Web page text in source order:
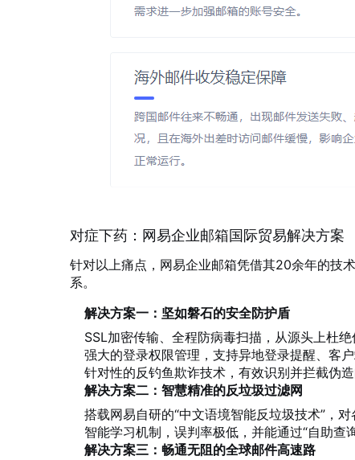
对症下药：网易企业邮箱国际贸易解决方案
针对以上痛点，网易企业邮箱凭借其20余年的技
系。
解决方案一：坚如磐石的安全防护盾
SSL加密传输、全程防病毒扫描，从源头上杜绝
强大的登录权限管理，支持异地登录提醒、客
针对性的反钓鱼欺诈技术，有效识别并拦截伪造
解决方案二：智慧精准的反垃圾过滤网
搭载网易自研的“中文语境智能反垃圾技术”，
智能学习机制，误判率极低，并能通过“自助查
解决方案三：畅通无阻的全球邮件高速路